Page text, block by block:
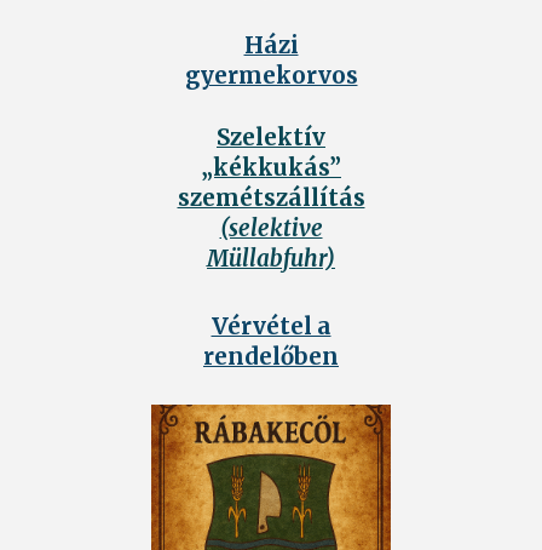
Házi
gyermekorvos
Szelektív
„kékkukás”
szemétszállítás
(selektive
Müllabfuhr)
Vérvétel a
rendelőben